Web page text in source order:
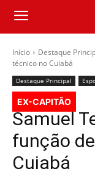
Início Destaque
técnico no Cuiabá
Destaque Principal
EX-CAPITÃO
Samuel
função
Cuiabá